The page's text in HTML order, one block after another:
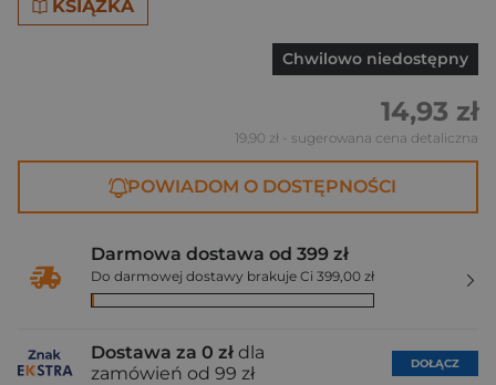
KSIĄŻKA
Chwilowo niedostępny
14,93 zł
19,90 zł - sugerowana cena detaliczna
POWIADOM O DOSTĘPNOŚCI
Darmowa dostawa od 399 zł
Do darmowej dostawy brakuje Ci 399,00 zł
Dostawa za 0 zł dla
zamówień od 99 zł
DOŁĄCZ